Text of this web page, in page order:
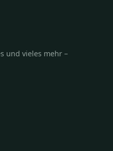
und vieles mehr –